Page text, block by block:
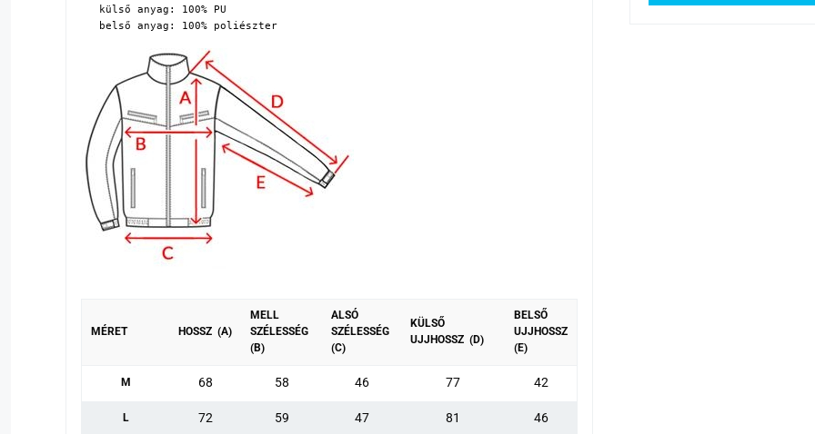
külső anyag: 100% PU
belső anyag: 100% poliészter
MÉRET HOSSZ (A)
MELL
SZÉLESSÉG
(B)
ALSÓ
SZÉLESSÉG
(C)
KÜLSŐ
UJJHOSSZ (D)
BELSŐ
UJJHOSSZ
(E)
M 68 58 46 77 42
L 72 59 47 81 46